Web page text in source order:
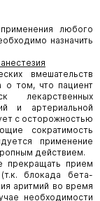
любого
назначить
вмешательств
о том, что пациент
лекарственных
и артериальной
с осторожностью
сократимость
применение
действием.
прекращать прием
блокада бета-
аритмий во время
необходимости